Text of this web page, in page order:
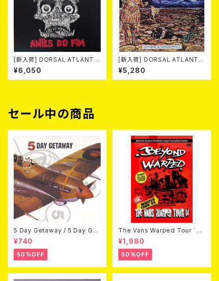
[新入荷] DORSAL ATLANTIC
A / ANTES DO FIM -40th an
niversary edition- (LP/LTD.
100 DIE-HARD MARBLE VIN
¥6,050
[新入荷] DORSAL ATLANTIC
A / DIVIDIR & CONQUISTAR
(LP/LTD.200 BLACK VINYL)
¥5,280
セール中の商品
5 Day Getaway / 5 Day Get
away (CDEP)
¥740
50%OFF
The Vans Warped Tour `04
Beyond Warped (国内盤DV
D)
¥1,980
50%OFF